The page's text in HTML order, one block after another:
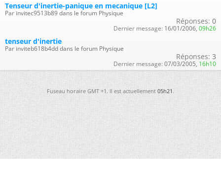
Tenseur d'inertie-panique en mecanique [L2]
Par invitec9513b89 dans le forum Physique
Réponses: 0
Dernier message: 16/01/2006, 09h26
tenseur d'inertie
Par inviteb618b4dd dans le forum Physique
Réponses: 3
Dernier message: 07/03/2005, 16h10
Fuseau horaire GMT +1. Il est actuellement05h21.